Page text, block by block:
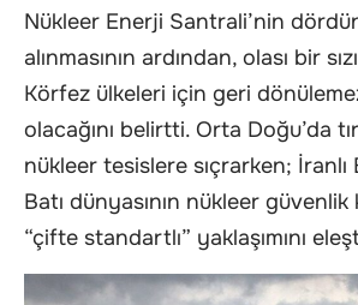
Nükleer Enerji Santrali’nin
alınmasının ardından, olası bir
Körfez ülkeleri için geri
olacağını belirtti. Orta Doğu’da
nükleer tesislere sıçrarken; İranlı
Batı dünyasının nükleer
“çifte standartlı” yaklaşımını